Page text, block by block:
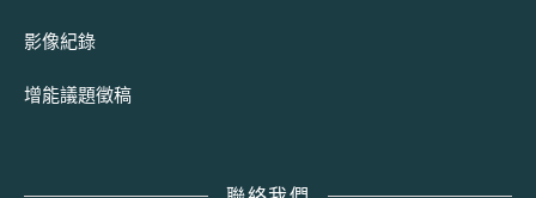
影像紀錄
增能議題徵稿